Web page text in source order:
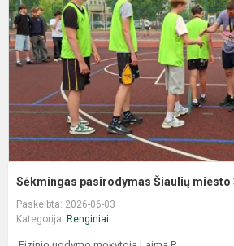
Sėkmingas pasirodymas Šiaulių miesto
Paskelbta: 2026-06-03
Kategorija: Renginiai